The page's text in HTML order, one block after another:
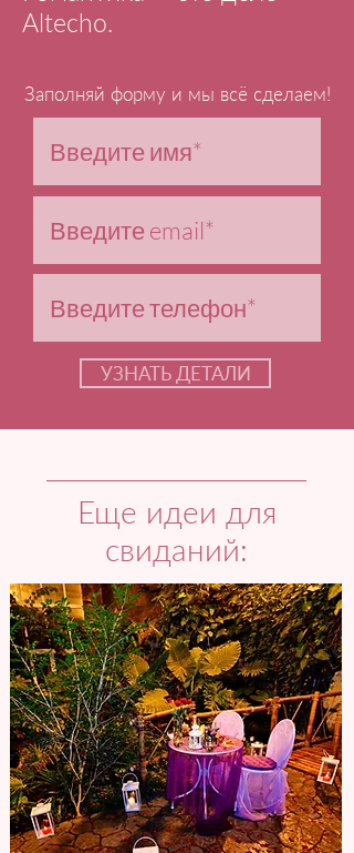
Altecho.
Заполняй форму и мы всё сделаем!
УЗНАТЬ ДЕТАЛИ
Еще идеи для
свиданий: